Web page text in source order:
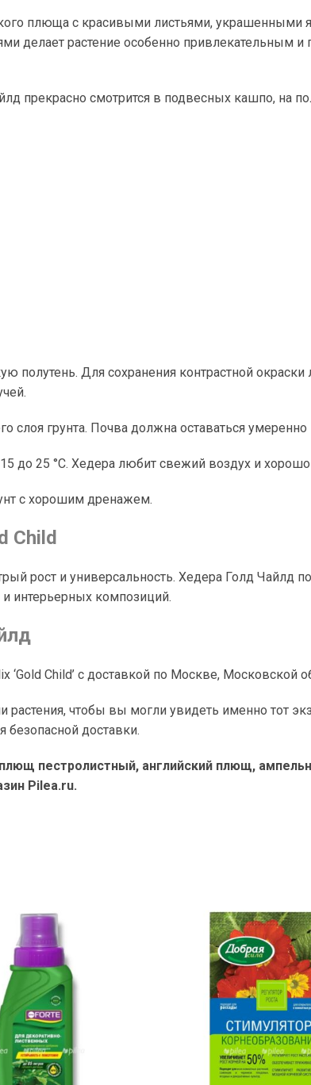
плюща с красивыми листьями,
делает растение особенно привлекательным и
прекрасно смотрится в подвесных кашпо, на
полутень. Для сохранения контрастной
слоя грунта. Почва должна оставаться
до 25 °C. Хедера любит свежий воздух и
с хорошим дренажем.
Child
рост и универсальность. Хедера Голд
интерьерных композиций.
‘Gold Child’ с доставкой по Москве, Московской
чтобы вы могли увидеть именно тот
безопасной доставки.
пестролистный, английский плющ,
Pilea.ru.